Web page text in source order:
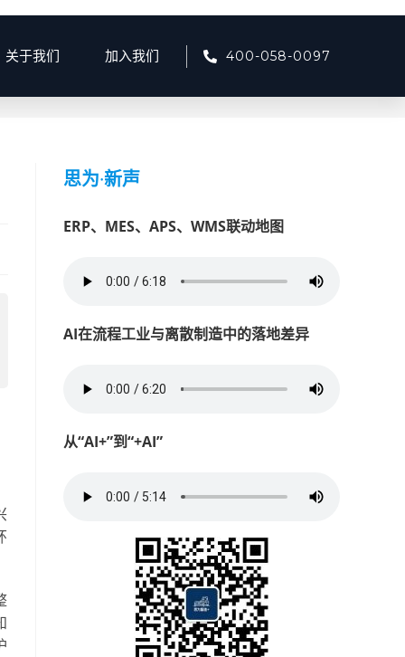
关于我们 加入我们 400-058-0097
> 19 > 产品资讯 > 制造业知识库大模型能解决哪些实际问题？
思为·新声
ERP、MES、APS、WMS联动地图
AI在流程工业与离散制造中的落地差异
从“AI+”到“+AI”